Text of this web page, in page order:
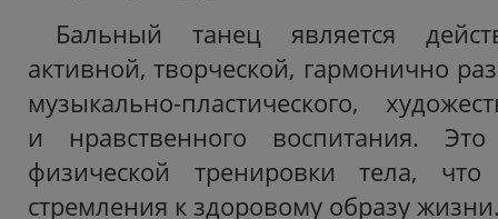
Бальный танец является
активной, творческой, гармонично
музыкально-пластического,
и нравственного воспитания.
физической тренировки тела,
стремления к здоровому образу